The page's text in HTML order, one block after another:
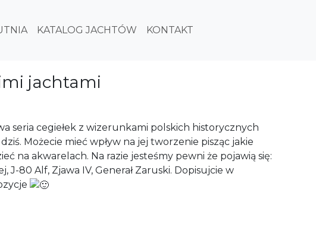
KATALOG JACHTÓW KONTAKT
jachtami
seria cegiełek z wizerunkami polskich historycznych
Możecie mieć wpływ na jej tworzenie pisząc jakie
na akwarelach. Na razie jesteśmy pewni że pojawią się:
J-80 Alf, Zjawa IV, Generał Zaruski. Dopisujcie w